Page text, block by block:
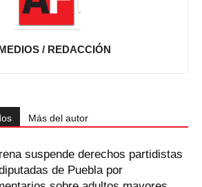
/ REDACCIÓN
Más del autor
suspende derechos partidistas
de Puebla por